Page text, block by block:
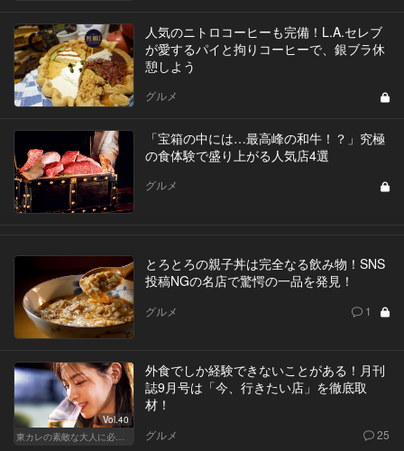
人気のニトロコーヒーも完備！L.A.セレブ
が愛するパイと拘りコーヒーで、銀ブラ休
憩しよう
グルメ
「宝箱の中には…最高峰の和牛！？」究極
の食体験で盛り上がる人気店4選
グルメ
とろとろの親子丼は完全なる飲み物！SNS
投稿NGの名店で驚愕の一品を発見！
グルメ 1
Vol.40
東カレの素敵な大人に必要なこと
外食でしか経験できないことがある！月刊
誌9月号は「今、行きたい店」を徹底取
材！
グルメ 25